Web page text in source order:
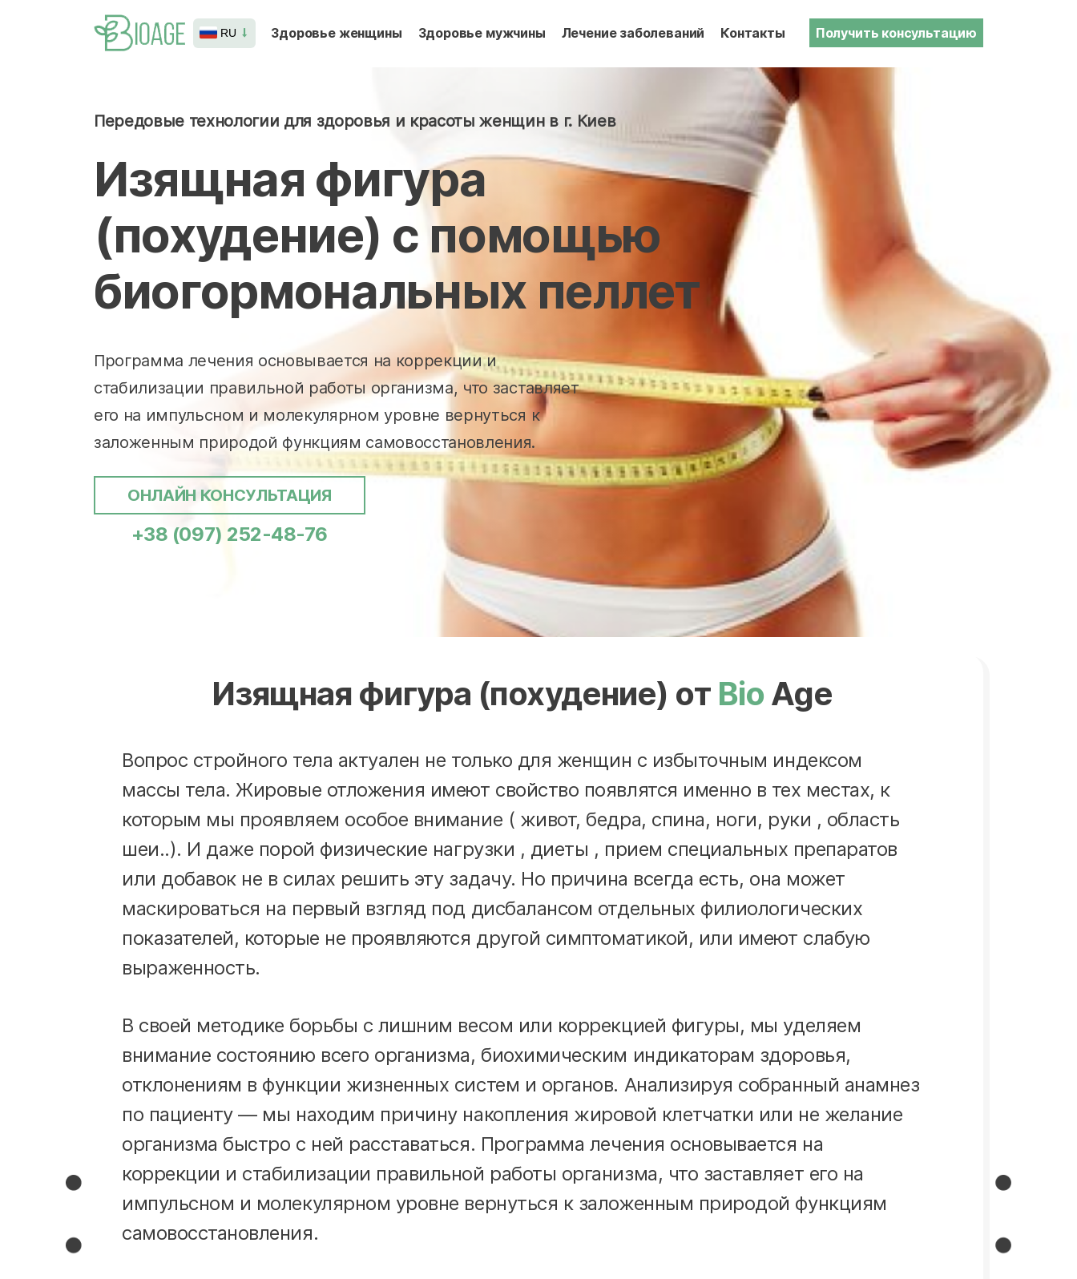
RU Здоровье женщины Здоровье мужчины Лечение заболеваний Контакты Получить консультацию
Передовые технологии для здоровья и красоты женщин в г. Киев
Изящная фигура
(похудение) с помощью
биогормональных пеллет
Программа лечения основывается на коррекции и
стабилизации правильной работы организма, что заставляет
его на импульсном и молекулярном уровне вернуться к
заложенным природой функциям самовосстановления.
ОНЛАЙН КОНСУЛЬТАЦИЯ
+38 (097) 252-48-76
Изящная фигура (похудение) от Bio Age
Вопрос стройного тела актуален не только для женщин с избыточным индексом
массы тела. Жировые отложения имеют свойство появлятся именно в тех местах, к
которым мы проявляем особое внимание ( живот, бедра, спина, ноги, руки , область
шеи..). И даже порой физические нагрузки , диеты , прием специальных препаратов
или добавок не в силах решить эту задачу. Но причина всегда есть, она может
маскироваться на первый взгляд под дисбалансом отдельных филиологических
показателей, которые не проявляются другой симптоматикой, или имеют слабую
выраженность.
В своей методике борьбы с лишним весом или коррекцией фигуры, мы уделяем
внимание состоянию всего организма, биохимическим индикаторам здоровья,
отклонениям в функции жизненных систем и органов. Анализируя собранный анамнез
по пациенту — мы находим причину накопления жировой клетчатки или не желание
организма быстро с ней расставаться. Программа лечения основывается на
коррекции и стабилизации правильной работы организма, что заставляет его на
импульсном и молекулярном уровне вернуться к заложенным природой функциям
самовосстановления.